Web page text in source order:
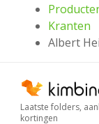
Kranten
Albert
Laatste folders,
kortingen